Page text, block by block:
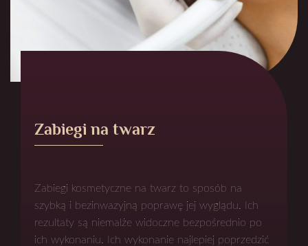
Zabiegi na twarz
Zabiegi kosmetyczne na twarz to sposób na
szybką i bezinwazyjną poprawę jej wyglądu. Ich
rezultaty są niemalże widoczne bezpośrednio po
ich wykonaniu. Ich wykonanie najlepiej poprzedzić